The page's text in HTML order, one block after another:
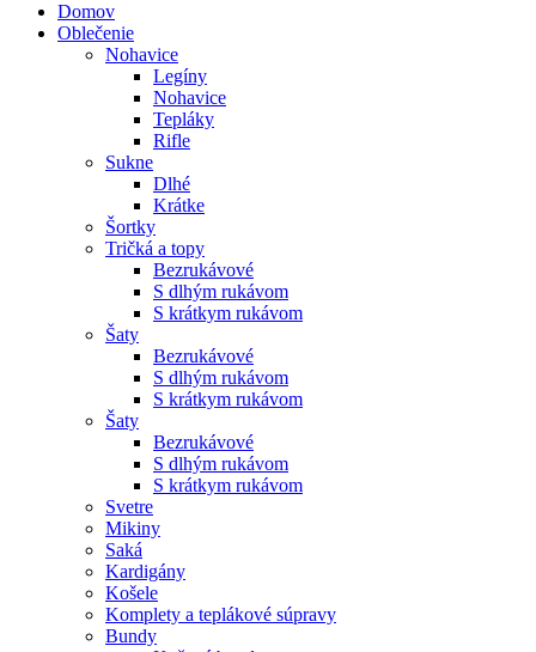
Domov
Oblečenie
Nohavice
Legíny
Nohavice
Tepláky
Rifle
Sukne
Dlhé
Krátke
Šortky
Tričká a topy
Bezrukávové
S dlhým rukávom
S krátkym rukávom
Šaty
Bezrukávové
S dlhým rukávom
S krátkym rukávom
Šaty
Bezrukávové
S dlhým rukávom
S krátkym rukávom
Svetre
Mikiny
Saká
Kardigány
Košele
Komplety a teplákové súpravy
Bundy